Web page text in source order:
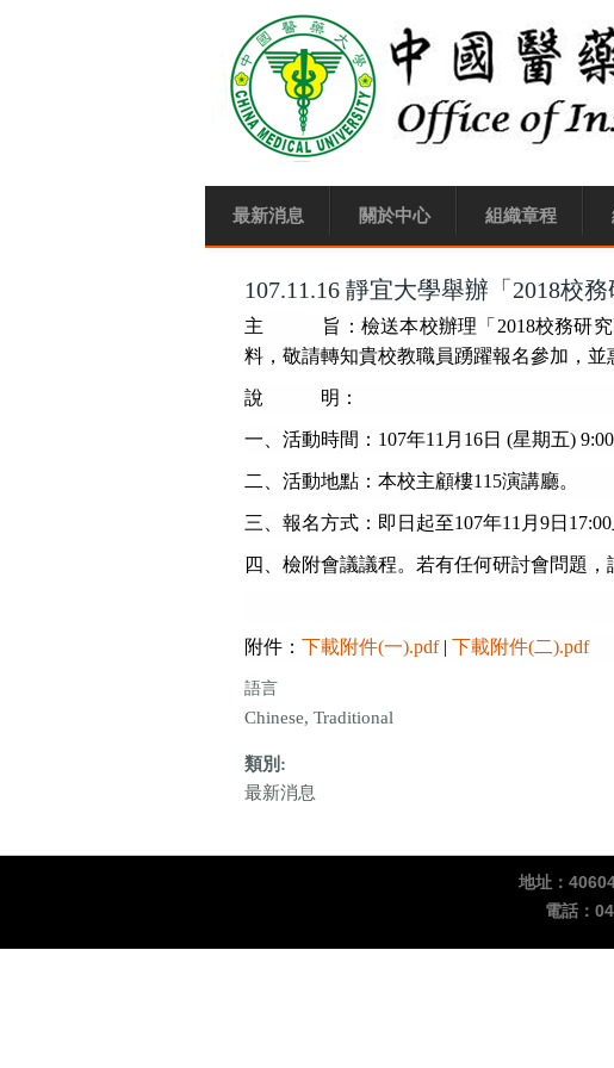
最新消息 關於中心 組織章程
107.11.16 靜宜大學舉辦「2018校
主 旨：檢送本校辦理「2018校務研究高
料，敬請轉知貴校教職員踴躍報名參加，並
說 明：
一、活動時間：107年11月16日 (星期五)
二、活動地點：本校主顧樓115演講廳。
三、報名方式：即日起至107年11月9日
四、檢附會議議程。若有任何研討會問題，
附件：下載附件(一).pdf|下載附件(二).pdf
語言
Chinese, Traditional
類別:
最新消息
地址：
電話：